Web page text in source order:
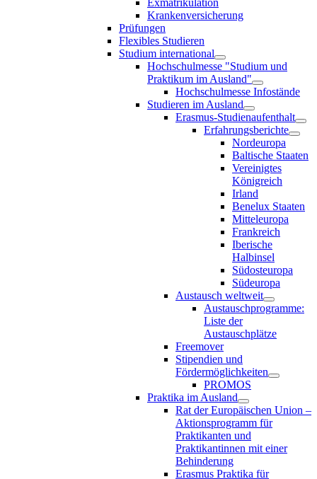
Krankenversicherung
Prüfungen
Flexibles Studieren
Studium international
Hochschulmesse "Studium und
Praktikum im Ausland"
Hochschulmesse Infostände
Studieren im Ausland
Erasmus-Studienaufenthalt
Erfahrungsberichte
Nordeuropa
Baltische Staaten
Vereinigtes
Königreich
Irland
Benelux Staaten
Mitteleuropa
Frankreich
Iberische
Halbinsel
Südosteuropa
Südeuropa
Austausch weltweit
Austauschprogramme:
Liste der
Austauschplätze
Freemover
Stipendien und
Fördermöglichkeiten
PROMOS
Praktika im Ausland
Rat der Europäischen Union –
Aktionsprogramm für
Praktikanten und
Praktikantinnen mit einer
Behinderung
Erasmus Praktika für